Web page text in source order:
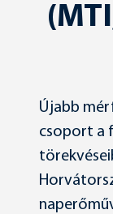
Újabb
csoport a